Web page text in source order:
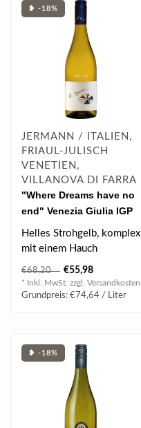
❥ -18%
JERMANN / ITALIEN,
FRIAUL-JULISCH
VENETIEN,
VILLANOVA DI FARRA
"Where Dreams have no
end" Venezia Giulia IGP
2022 0.75 l
Helles Strohgelb, komplex
mit einem Hauch
vornehmer Eleganz,
exotische Spuren re..
€68,20 €55,98
* Inkl. MwSt. zzgl. Versandkosten
Grundpreis: €74,64 / Liter
❥ -18%